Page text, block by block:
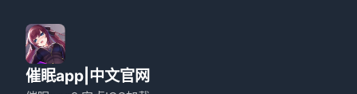
催眠app|中文官网